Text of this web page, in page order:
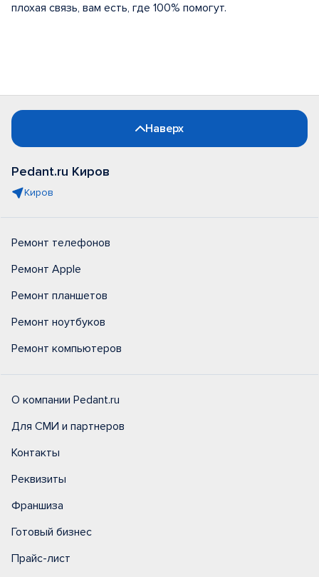
плохая связь, вам есть, где 100% помогут.
Наверх
Pedant.ru Киров
Киров
Ремонт телефонов
Ремонт Apple
Ремонт планшетов
Ремонт ноутбуков
Ремонт компьютеров
О компании Pedant.ru
Для СМИ и партнеров
Контакты
Реквизиты
Франшиза
Готовый бизнес
Прайс-лист